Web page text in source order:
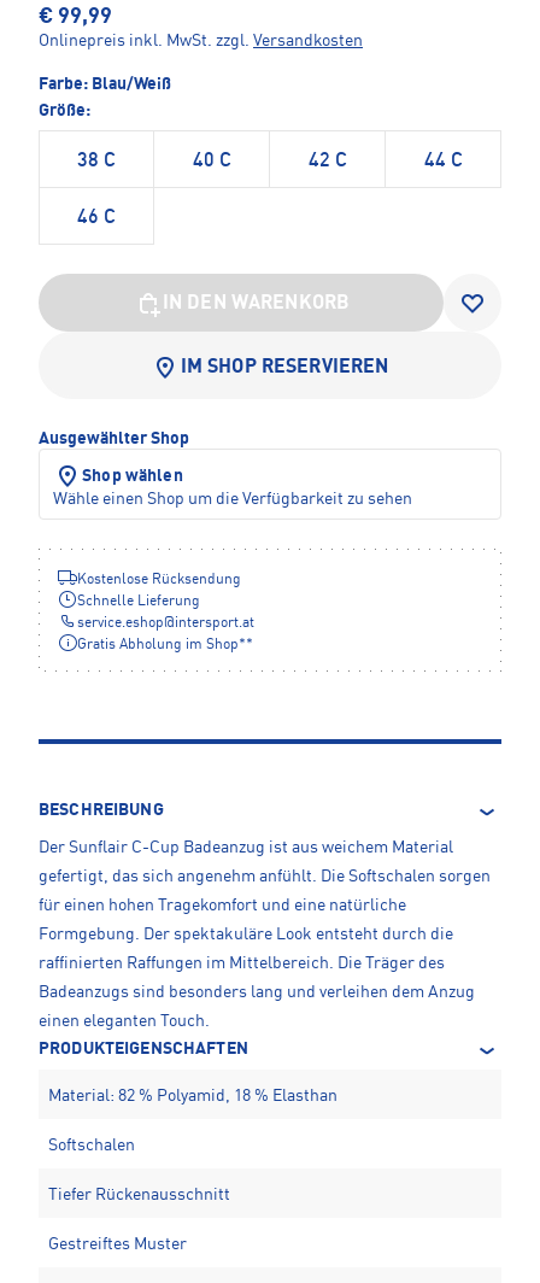
€ 99,99
Onlinepreis inkl. MwSt. zzgl. Versandkosten
Farbe: Blau/Weiß
Größe:
38 C 40 C 42 C 44 C
46 C
IN DEN WARENKORB
IM SHOP RESERVIEREN
Ausgewählter Shop
Shop wählen
Wähle einen Shop um die Verfügbarkeit zu sehen
Kostenlose Rücksendung
Schnelle Lieferung
service.eshop@ intersport.at
Gratis Abholung im Shop**
BESCHREIBUNG
Der Sunflair C-Cup Badeanzug ist aus weichem Material
gefertigt, das sich angenehm anfühlt. Die Softschalen sorgen
für einen hohen Tragekomfort und eine natürliche
Formgebung. Der spektakuläre Look entsteht durch die
raffinierten Raffungen im Mittelbereich. Die Träger des
Badeanzugs sind besonders lang und verleihen dem Anzug
einen eleganten Touch.
PRODUKTEIGENSCHAFTEN
Material: 82 % Polyamid, 18 % Elasthan
Softschalen
Tiefer Rückenausschnitt
Gestreiftes Muster